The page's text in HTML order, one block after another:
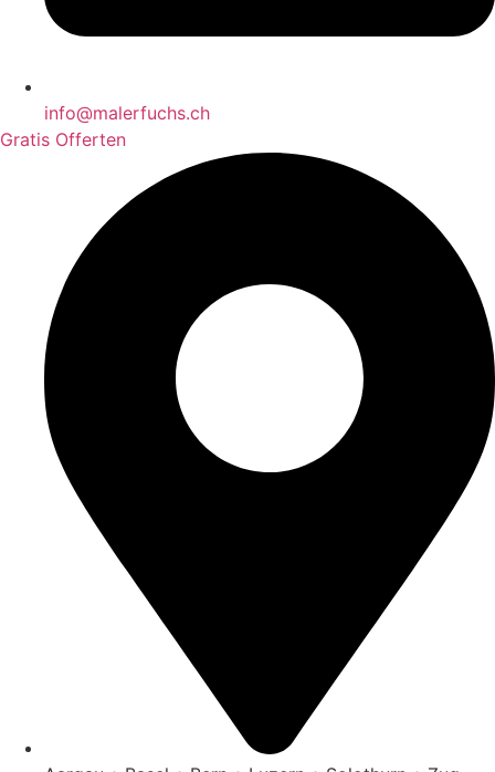
info@malerfuchs.ch
Gratis Offerten